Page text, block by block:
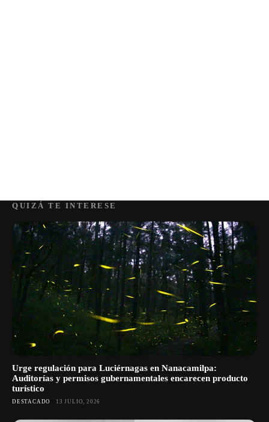
QUIZÁ TE INTERESE
Urge regulación para Luciérnagas en Nanacamilpa:
Auditorías y permisos gubernamentales encarecen producto
turístico
DESTACADO 13 JULIO, 2026